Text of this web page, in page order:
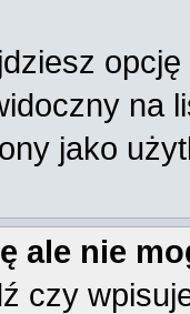
opcję
na
jako
ale nie
czy